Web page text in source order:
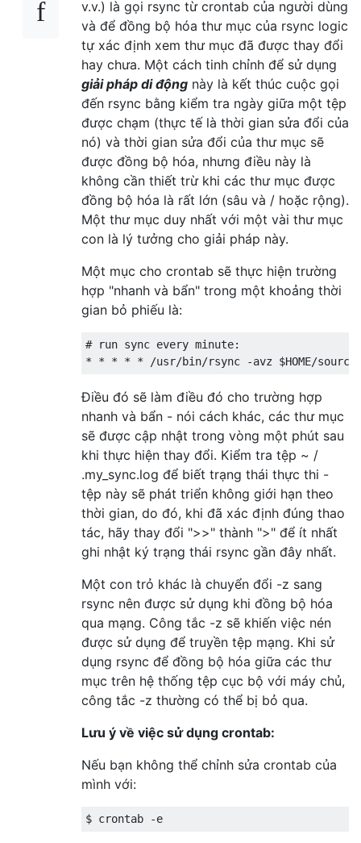
v.v.) là gọi rsync từ crontab của người dùng
và để đồng bộ hóa thư mục của rsync logic
tự xác định xem thư mục đã được thay đổi
hay chưa. Một cách tinh chỉnh để sử dụng
giải pháp di động này là kết thúc cuộc gọi
đến rsync bằng kiểm tra ngày giữa một tệp
được chạm (thực tế là thời gian sửa đổi của
nó) và thời gian sửa đổi của thư mục sẽ
được đồng bộ hóa, nhưng điều này là
không cần thiết trừ khi các thư mục được
đồng bộ hóa là rất lớn (sâu và / hoặc rộng).
Một thư mục duy nhất với một vài thư mục
con là lý tưởng cho giải pháp này.
Một mục cho crontab sẽ thực hiện trường
hợp "nhanh và bẩn" trong một khoảng thời
gian bỏ phiếu là:
# run sync every minute:
*
* * * * /usr/bin/rsync -avz $HOME/
Điều đó sẽ làm điều đó cho trường hợp
nhanh và bẩn - nói cách khác, các thư mục
sẽ được cập nhật trong vòng một phút sau
khi thực hiện thay đổi. Kiểm tra tệp ~ /
.my_sync.log để biết trạng thái thực thi -
tệp này sẽ phát triển không giới hạn theo
thời gian, do đó, khi đã xác định đúng thao
tác, hãy thay đổi ">>" thành ">" để ít nhất
ghi nhật ký trạng thái rsync gần đây nhất.
Một con trỏ khác là chuyển đổi -z sang
rsync nên được sử dụng khi đồng bộ hóa
qua mạng. Công tắc -z sẽ khiến việc nén
được sử dụng để truyền tệp mạng. Khi sử
dụng rsync để đồng bộ hóa giữa các thư
mục trên hệ thống tệp cục bộ với máy chủ,
công tắc -z thường có thể bị bỏ qua.
Lưu ý về việc sử dụng crontab:
Nếu bạn không thể chỉnh sửa crontab của
mình với:
$ crontab -e